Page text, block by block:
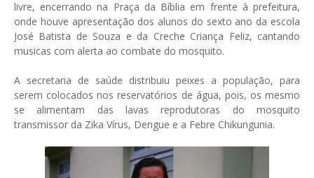
livre, encerrando na Praça da Bíblia em frente à prefeitura,
onde houve apresentação dos alunos do sexto ano da escola
José Batista de Souza e da Creche Criança Feliz, cantando
musicas com alerta ao combate do mosquito.
A secretaria de saúde distribuiu peixes a população, para
serem colocados nos reservatórios de água, pois, os mesmo
se alimentam das lavas reprodutoras do mosquito
transmissor da Zika Vírus, Dengue e a Febre Chikungunia.